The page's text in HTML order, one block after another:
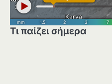
Τι παίζει σήμερα